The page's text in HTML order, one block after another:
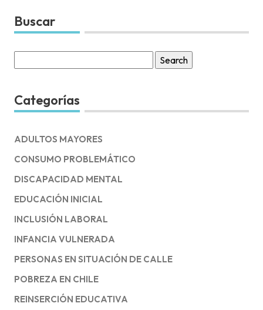
Buscar
for:
Categorías
ADULTOS MAYORES
CONSUMO PROBLEMÁTICO
DISCAPACIDAD MENTAL
EDUCACIÓN INICIAL
INCLUSIÓN LABORAL
INFANCIA VULNERADA
PERSONAS EN SITUACIÓN DE CALLE
POBREZA EN CHILE
REINSERCIÓN EDUCATIVA